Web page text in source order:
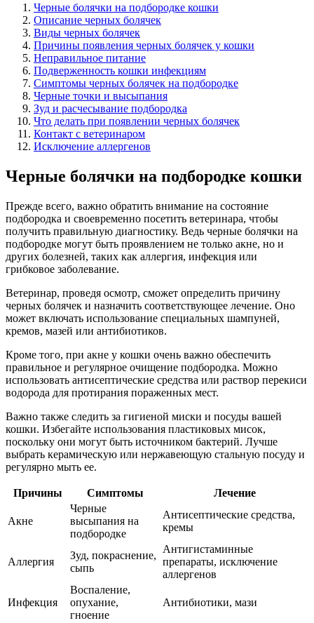
Черные болячки на подбородке кошки
Описание черных болячек
Виды черных болячек
Причины появления черных болячек у кошки
Неправильное питание
Подверженность кошки инфекциям
Симптомы черных болячек на подбородке
Черные точки и высыпания
Зуд и расчесывание подбородка
Что делать при появлении черных болячек
Контакт с ветеринаром
Исключение аллергенов
Черные болячки на подбородке кошки
Прежде всего, важно обратить внимание на состояние
подбородка и своевременно посетить ветеринара, чтобы
получить правильную диагностику. Ведь черные болячки на
подбородке могут быть проявлением не только акне, но и
других болезней, таких как аллергия, инфекция или
грибковое заболевание.
Ветеринар, проведя осмотр, сможет определить причину
черных болячек и назначить соответствующее лечение. Оно
может включать использование специальных шампуней,
кремов, мазей или антибиотиков.
Кроме того, при акне у кошки очень важно обеспечить
правильное и регулярное очищение подбородка. Можно
использовать антисептические средства или раствор перекиси
водорода для протирания пораженных мест.
Важно также следить за гигиеной миски и посуды вашей
кошки. Избегайте использования пластиковых мисок,
поскольку они могут быть источником бактерий. Лучше
выбрать керамическую или нержавеющую стальную посуду и
регулярно мыть ее.
Причины Симптомы Лечение
Акне
Черные
высыпания на
подбородке
Антисептические средства,
кремы
Аллергия
Зуд, покраснение,
сыпь
Антигистаминные
препараты, исключение
аллергенов
Инфекция
Воспаление,
опухание,
гноение
Антибиотики, мази